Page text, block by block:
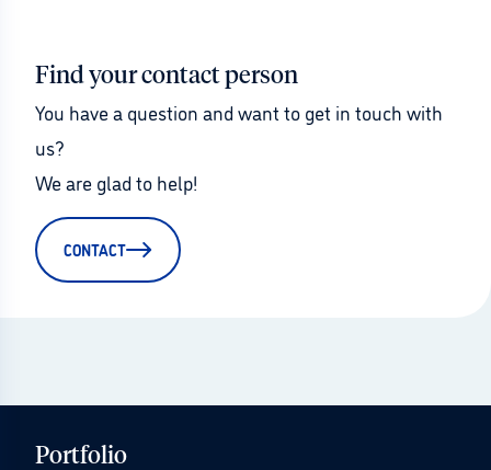
Find your contact person
You have a question and want to get in touch with
us?
We are glad to help!
CONTACT
Portfolio